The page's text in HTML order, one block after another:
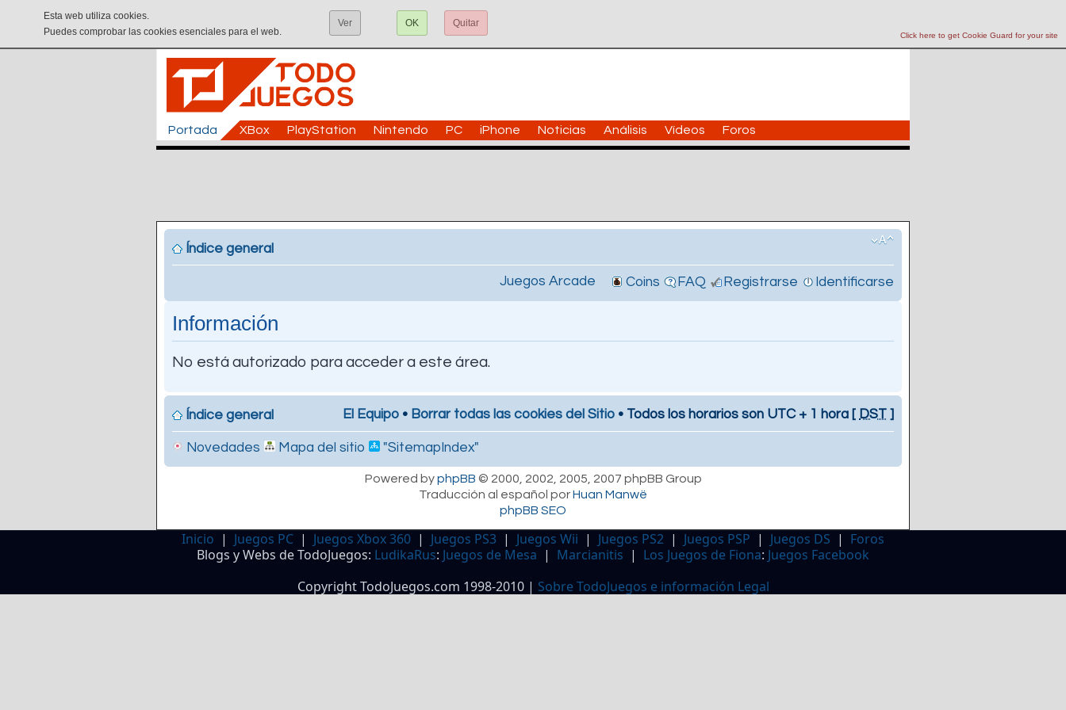
Click here to get Cookie Guard for your site
Esta web utiliza cookies.
Puedes comprobar las cookies esenciales para el web.
Ver OK Quitar
Portada XBox PlayStation Nintendo PC iPhone Noticias Análisis Vídeos Foros
Índice general
Juegos Arcade Coins FAQ Registrarse Identificarse
Información
No está autorizado para acceder a este área.
Índice general El Equipo • Borrar todas las cookies del Sitio • Todos los horarios son UTC + 1 hora [ DST ]
Novedades Mapa del sitio "SitemapIndex"
Powered byphpBB © 2000, 2002, 2005, 2007 phpBB Group
Traducción al español porHuan Manwë
phpBB SEO
Inicio | Juegos PC | Juegos Xbox 360 | Juegos PS3 | Juegos Wii | Juegos PS2 | Juegos PSP | Juegos DS | Foros
Blogs y Webs de TodoJuegos: LudikaRus: Juegos de Mesa | Marcianitis | Los Juegos de Fiona: Juegos Facebook
Copyright TodoJuegos.com 1998-2010 | Sobre TodoJuegos e información Legal